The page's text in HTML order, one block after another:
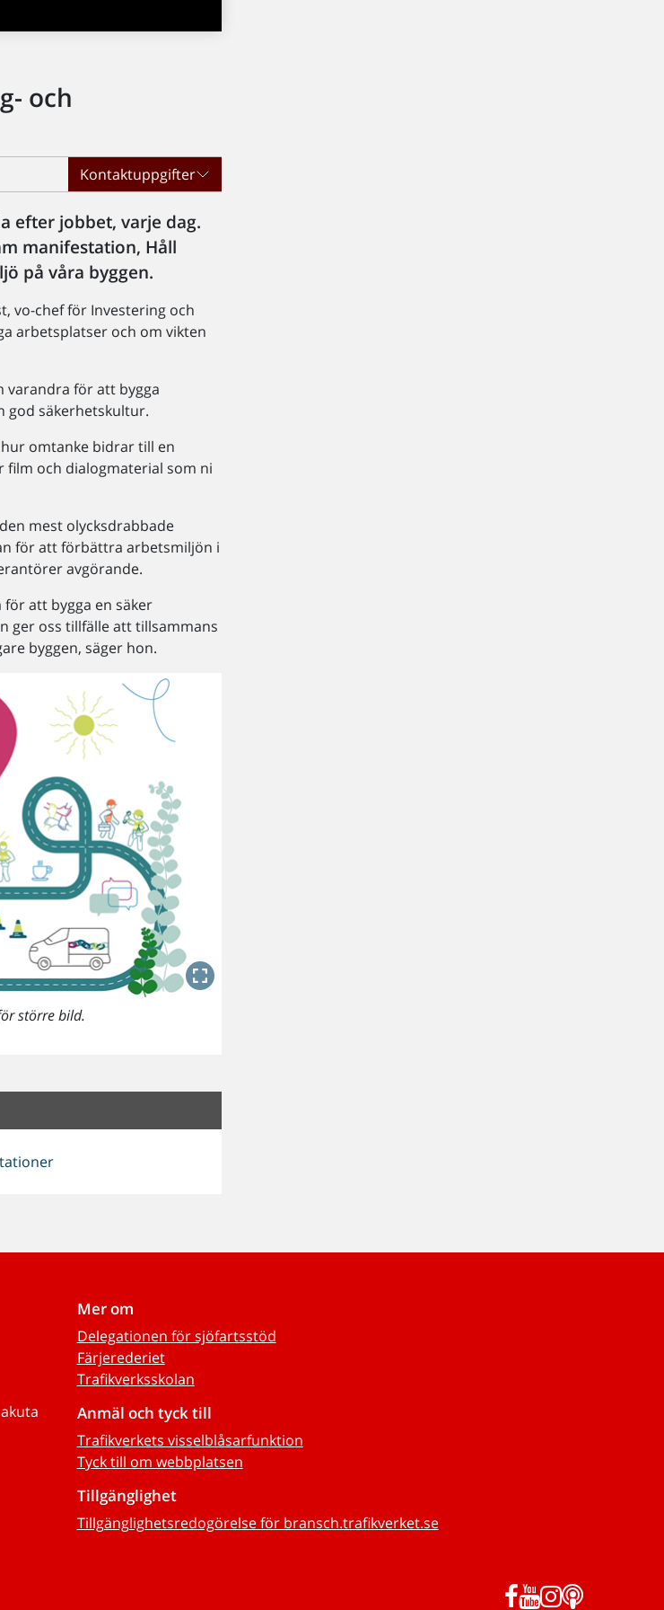
och
Kontaktuppgifter
efter jobbet, varje dag.
manifestation, Håll
på våra byggen.
vo-chef för Investering och
arbetsplatser och om vikten
varandra för att bygga
god säkerhetskultur.
omtanke bidrar till en
och dialogmaterial som ni
mest olycksdrabbade
för att förbättra arbetsmiljön i
avgörande.
att bygga en säker
ger oss tillfälle att tillsammans
byggen, säger hon.
större bild.
Mer om
Delegationen för sjöfartsstöd
Färjerederiet
Trafikverksskolan
Anmäl och tyck till
Trafikverkets visselblåsarfunktion
Tyck till om webbplatsen
Tillgänglighet
Tillgänglighetsredogörelse för bransch.trafikverket.se
Facebook
YouTube
Instagram
Podd